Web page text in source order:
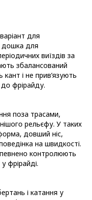
для
дошка для
виїздів за
збалансований
і не прив’язують
до фрірайду.
поза трасами,
рельєфу. У таких
довший ніс,
на швидкості.
контролюють
фрірайді.
і катання у